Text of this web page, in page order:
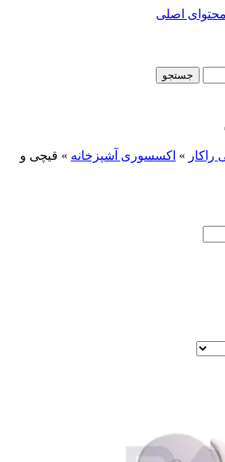
اصلی
جستجو
راکار » اکسسوری آشپزخانه » قیچی و